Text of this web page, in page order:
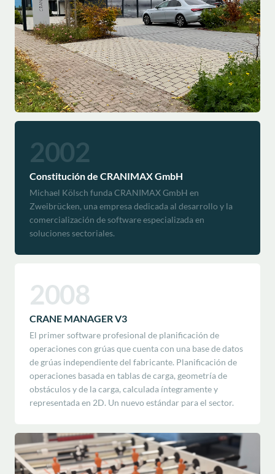
2002
Constitución de CRANIMAX GmbH
Michael Kölsch funda CRANIMAX GmbH en
Zweibrücken, una empresa dedicada al desarrollo y la
comercialización de software especializada en
soluciones sectoriales.
2008
CRANE MANAGER V3
El primer software profesional de planificación de
operaciones con grúas que cuenta con una base de datos
de grúas independiente del fabricante. Planificación de
operaciones basada en tablas de carga, geometría de
obstáculos y de la carga, calculada íntegramente y
representada en 2D. Un nuevo estándar para el sector.